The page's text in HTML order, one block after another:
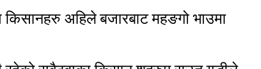
अहिले बजारबाट महङगो भाउमा